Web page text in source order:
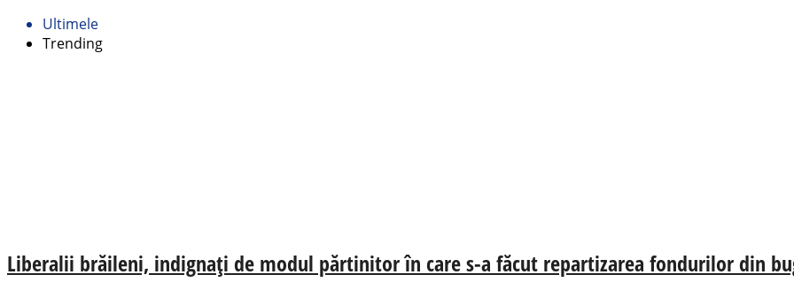
Ultimele
Trending
Liberalii brăileni, indignați de modul părtinitor în care s-a făcut repartizarea fondurilor din